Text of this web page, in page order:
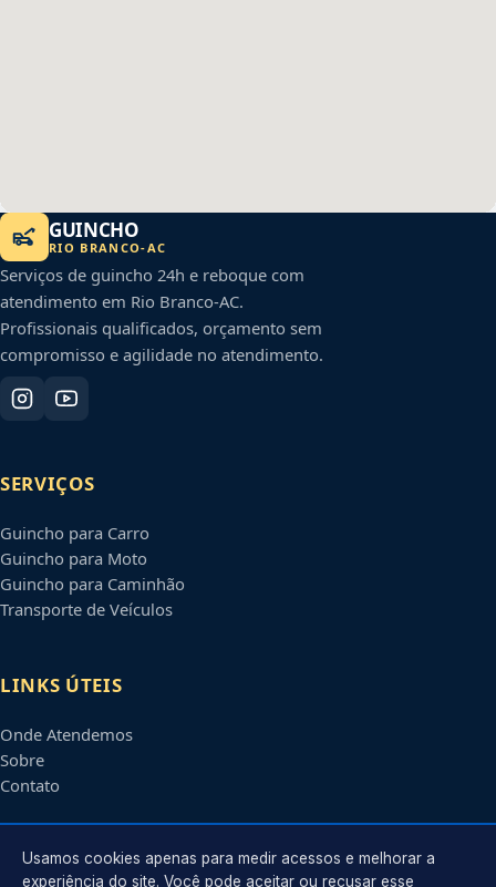
GUINCHO
RIO BRANCO-AC
Serviços de guincho 24h e reboque com
atendimento em Rio Branco-AC.
Profissionais qualificados, orçamento sem
compromisso e agilidade no atendimento.
SERVIÇOS
Guincho para Carro
Guincho para Moto
Guincho para Caminhão
Transporte de Veículos
LINKS ÚTEIS
Onde Atendemos
Sobre
Contato
CONTATO
Usamos cookies apenas para medir acessos e melhorar a
experiência do site. Você pode aceitar ou recusar esse